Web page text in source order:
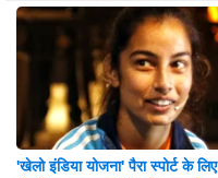
'खेलो इंडिया योजना' पैरा स्पोर्ट के लिए